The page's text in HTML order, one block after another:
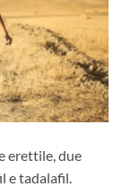
erettile, due
e tadalafil.